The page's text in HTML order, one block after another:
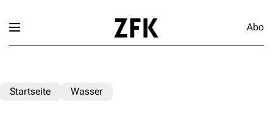
Abo
Startseite Wasser